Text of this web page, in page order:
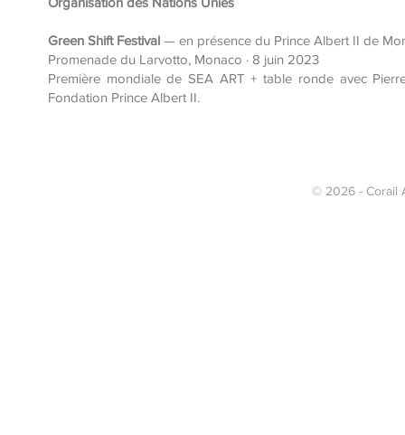
Green Shift Festival — en présence du Prince Albert II de
Promenade du Larvotto, Monaco · 8 juin 2023
Première mondiale de SEA ART + table ronde avec
Fondation Prince Albert II.
© 2026 - Corail